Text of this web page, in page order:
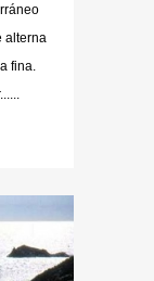
alterna
fina.